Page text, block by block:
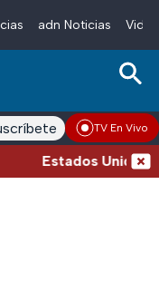
adn Noticias
adn Noticias RadioTV En Vivo
Estados Unidos